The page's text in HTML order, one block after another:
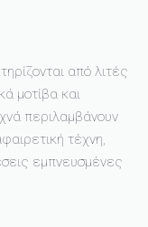
από λιτές
μοτίβα και
περιλαμβάνουν
τέχνη,
εμπνευσμένες